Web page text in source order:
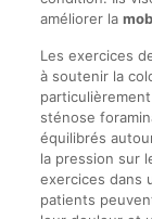
améliorer la
Les exercices
à soutenir la
sténose
équilibrés
la pression sur
exercices dans
patients